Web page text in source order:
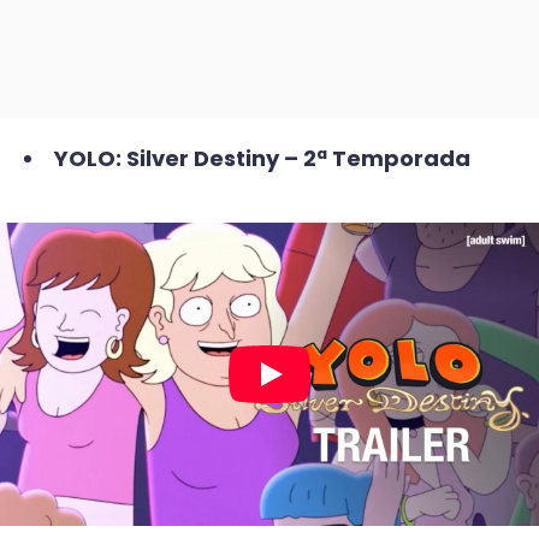
YOLO: Silver Destiny – 2ª Temporada